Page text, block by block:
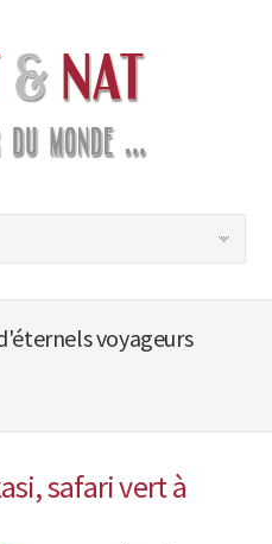
voyageurs
à